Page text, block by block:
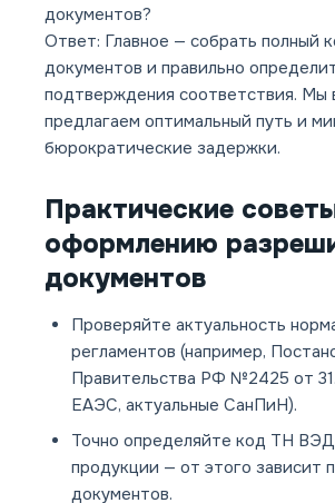
документов?
Ответ: Главное — собрать полный
документов и правильно
подтверждения соответствия. Мы
предлагаем оптимальный путь и
бюрократические задержки.
Практические
оформлению
документов
Проверяйте актуальность
регламентов (например,
Правительства РФ №2425 от
ЕАЭС, актуальные СанПиН).
Точно определяйте код ТН
продукции — от этого зависит
документов.